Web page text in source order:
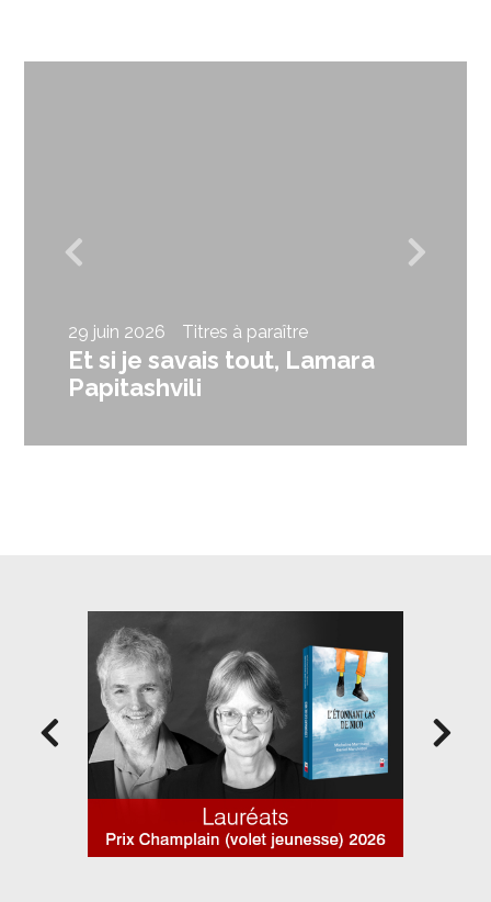
29 juin 2026 Titres à paraître
Et si je savais tout, Lamara
Papitashvili